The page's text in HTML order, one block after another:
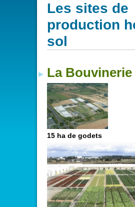
Les sites de
production
sol
La Bouvinerie
15 ha de godets